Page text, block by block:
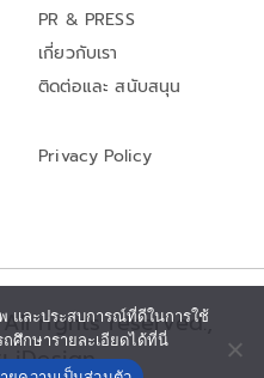
PR & PRESS
เกี่ยวกับเรา
ติดต่อและ สนับสนุน
Privacy Policy
rights reserved.,
iDesign
และประสบการณ์ที่ดีในการใช้
ศึกษารายละเอียดได้ที่นี่